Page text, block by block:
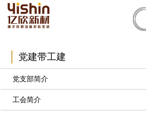
党建带工建
党支部简介
工会简介